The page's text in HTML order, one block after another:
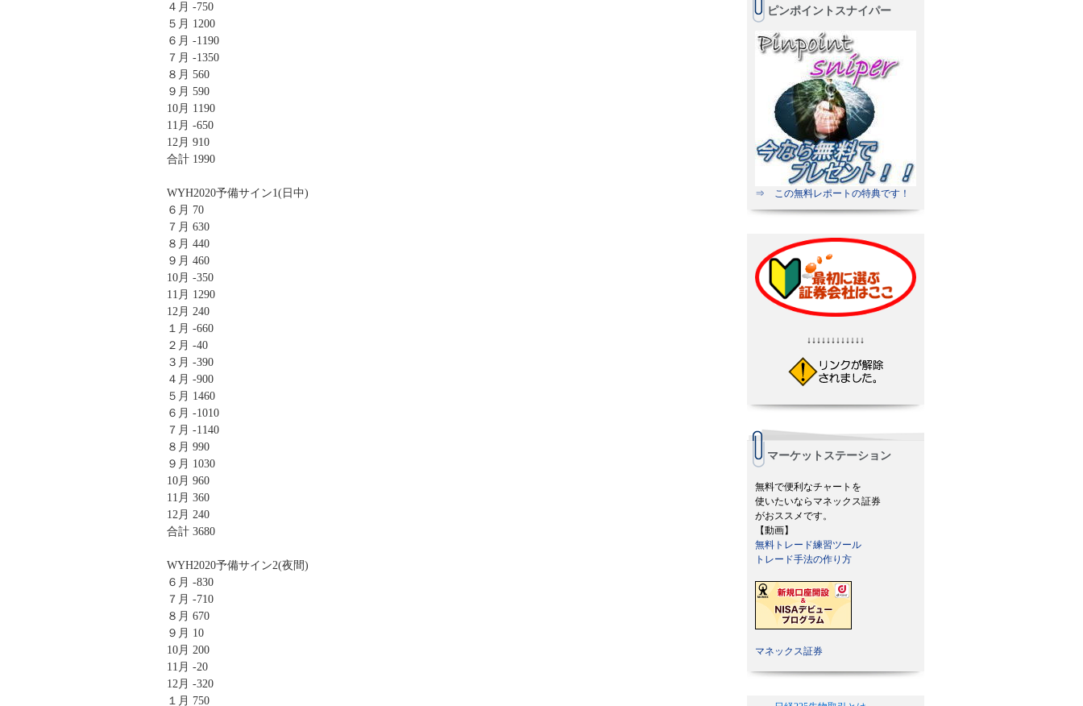
４月 -750
５月 1200
６月 -1190
７月 -1350
８月 560
９月 590
10月 1190
11月 -650
12月 910
合計 1990
WYH2020予備サイン1(日中)
６月 70
７月 630
８月 440
９月 460
10月 -350
11月 1290
12月 240
１月 -660
２月 -40
３月 -390
４月 -900
５月 1460
６月 -1010
７月 -1140
８月 990
９月 1030
10月 960
11月 360
12月 240
合計 3680
WYH2020予備サイン2(夜間)
６月 -830
７月 -710
８月 670
９月 10
10月 200
11月 -20
12月 -320
１月 750
ピンポイントスナイパー
⇒ この無料レポートの特典です！
↓↓↓↓↓↓↓↓↓↓↓↓
マーケットステーション
無料で便利なチャートを
使いたいならマネックス証券
がおススメです。
【動画】
無料トレード練習ツール
トレード手法の作り方
マネックス証券